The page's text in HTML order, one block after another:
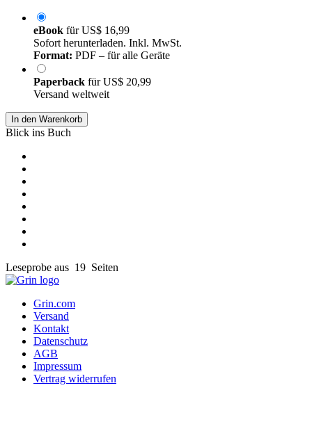
eBook fürUS$ 16,99
Sofort herunterladen. Inkl. MwSt.
Format: PDF – für alle Geräte
Paperback fürUS$ 20,99
Versand weltweit
In den Warenkorb
Blick ins Buch
Leseprobe aus 19 Seiten
Grin.com
Versand
Kontakt
Datenschutz
AGB
Impressum
Vertrag widerrufen